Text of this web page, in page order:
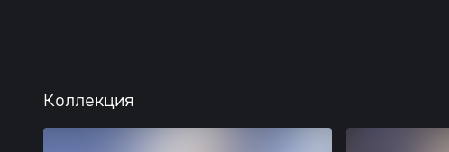
Коллекция